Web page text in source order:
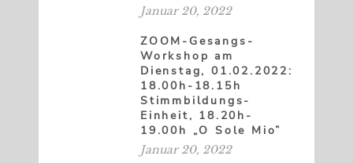
Januar 20, 2022
ZOOM-Gesangs-
Workshop am
Dienstag, 01.02.2022:
18.00h-18.15h
Stimmbildungs-
Einheit, 18.20h-
19.00h „O Sole Mio”
Januar 20, 2022